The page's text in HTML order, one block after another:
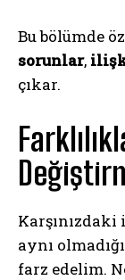
Bu bölümde
sorunlar,
çıkar.
Karşınızdaki
aynı
farz edelim.